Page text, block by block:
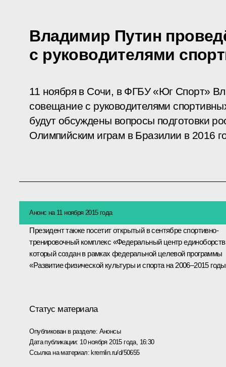
Владимир Путин
с руководителями
11 ноября в Сочи, в ФГБУ «Юг Спорт»
совещание с руководителями
будут обсуждены вопросы подготовки
Олимпийским играм в Бразилии в 2016
Анонс на 11 ноября 2015 года
Президент также посетит открытый в сентябре спортивно-
тренировочный комплекс «Федеральный центр
который создан в рамках федеральной целевой программы
«Развитие физической культуры и спорта на 2006–2015
Статус материала
Опубликован в разделе: Анонсы
Дата публикации: 10 ноября 2015 года, 16:30
Ссылка на материал: kremlin.ru/d/50655